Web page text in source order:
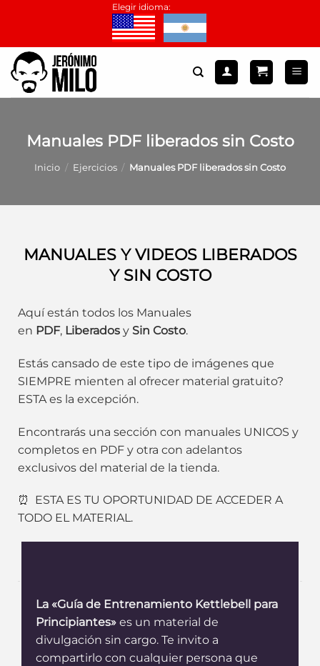
contenido
Elegir idioma:
Manuales PDF liberados sin Costo
Inicio / Ejercicios / Manuales PDF liberados sin Costo
MANUALES Y VIDEOS LIBERADOS
Y SIN COSTO
Aquí están todos los Manuales
en PDF, Liberados y Sin Costo.
Estás cansado de este tipo de imágenes que
SIEMPRE mienten al ofrecer material gratuito?
ESTA es la excepción.
Encontrarás una sección con manuales UNICOS y
completos en PDF y otra con adelantos
exclusivos del material de la tienda.
⏰ ESTA ES TU OPORTUNIDAD DE ACCEDER A
TODO EL MATERIAL.
La «Guía de Entrenamiento Kettlebell para
Principiantes» es un material de
divulgación sin cargo. Te invito a
compartirlo con cualquier persona que